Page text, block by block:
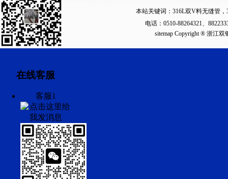
本站关键词： 316L双V料无缝管 ，
电话：0510-88264321、
sitemapCopyright ® 浙江双
在线客服
客服1